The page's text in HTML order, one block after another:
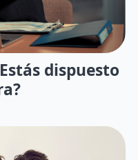
dispuesto